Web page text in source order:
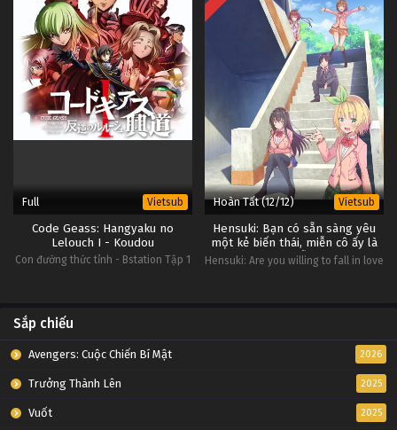
Full Vietsub
Code Geass: Hangyaku no
Lelouch I - Koudou
Con đường thức tỉnh - Bstation Tập 1
Hoàn Tất (12/12) Vietsub
Hensuki: Bạn có sẵn sàng yêu
một kẻ biến thái, miễn cô ấy là
một người dễ thương?
Hensuki: Are you willing to fall in love
Sắp chiếu
Avengers: Cuộc Chiến Bí Mật 2026
Trưởng Thành Lên 2025
Vuốt 2025